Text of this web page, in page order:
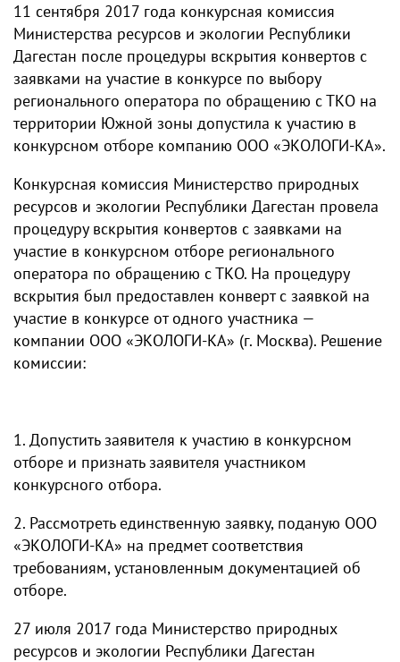
11 сентября 2017 года конкурсная комиссия
Министерства ресурсов и экологии Республики
Дагестан после процедуры вскрытия конвертов с
заявками на участие в конкурсе по выбору
регионального оператора по обращению с ТКО на
территории Южной зоны допустила к участию в
конкурсном отборе компанию ООО «ЭКОЛОГИ-КА».
Конкурсная комиссия Министерство природных
ресурсов и экологии Республики Дагестан провела
процедуру вскрытия конвертов с заявками на
участие в конкурсном отборе регионального
оператора по обращению с ТКО. На процедуру
вскрытия был предоставлен конверт с заявкой на
участие в конкурсе от одного участника —
компании ООО «ЭКОЛОГИ-КА» (г. Москва). Решение
комиссии:
1. Допустить заявителя к участию в конкурсном
отборе и признать заявителя участником
конкурсного отбора.
2. Рассмотреть единственную заявку, поданую ООО
«ЭКОЛОГИ-КА» на предмет соответствия
требованиям, установленным документацией об
отборе.
27 июля 2017 года Министерство природных
ресурсов и экологии Республики Дагестан